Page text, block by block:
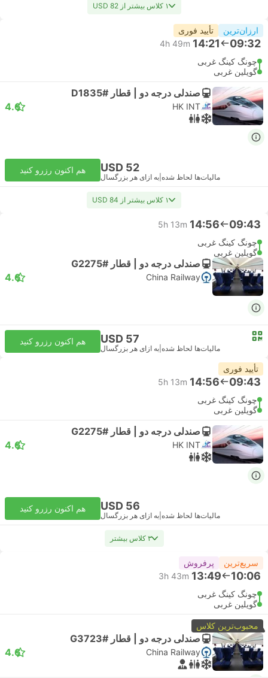
۱ کلاس بیشتر از USD 82
ارزان‌ترین تأیید فوری
09:32
14:21
4h 49m
چونگ کینگ غربی
گویلین غربی
صندلی درجه دو | قطار #D1835
HK INT
4.6
USD 52
مالیات‌ها لحاظ شده به ازای هر بزرگسال
هم اکنون رزرو کنید
۱ کلاس بیشتر از USD 84
09:43
14:56
5h 13m
چونگ کینگ غربی
گویلین غربی
صندلی درجه دو | قطار #G2275
China Railway
4.6
USD 57
مالیات‌ها لحاظ شده به ازای هر بزرگسال
هم اکنون رزرو کنید
تأیید فوری
09:43
14:56
5h 13m
چونگ کینگ غربی
گویلین غربی
صندلی درجه دو | قطار #G2275
HK INT
4.6
USD 56
مالیات‌ها لحاظ شده به ازای هر بزرگسال
هم اکنون رزرو کنید
۳ کلاس بیشتر
سریع‌ترین پرفروش
10:06
13:49
3h 43m
چونگ کینگ غربی
گویلین غربی
محبوب‌ترین کلاس
صندلی درجه دو | قطار #G3723
China Railway
4.6